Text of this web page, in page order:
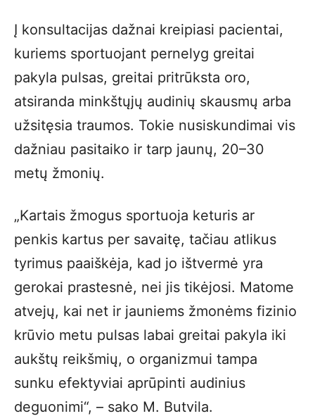
Į konsultacijas dažnai kreipiasi pacientai,
kuriems sportuojant pernelyg greitai
pakyla pulsas, greitai pritrūksta oro,
atsiranda minkštųjų audinių skausmų arba
užsitęsia traumos. Tokie nusiskundimai vis
dažniau pasitaiko ir tarp jaunų, 20–30
metų žmonių.
„Kartais žmogus sportuoja keturis ar
penkis kartus per savaitę, tačiau atlikus
tyrimus paaiškėja, kad jo ištvermė yra
gerokai prastesnė, nei jis tikėjosi. Matome
atvejų, kai net ir jauniems žmonėms fizinio
krūvio metu pulsas labai greitai pakyla iki
aukštų reikšmių, o organizmui tampa
sunku efektyviai aprūpinti audinius
deguonimi“, – sako M. Butvila.